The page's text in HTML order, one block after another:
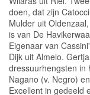
doen, dat zijn
Mulder uit
is van De
Eigenaar van
Dijk uit Almelo.
dressuurhengsten in
Nagano (v. Negro)
Excellent in gedeeld